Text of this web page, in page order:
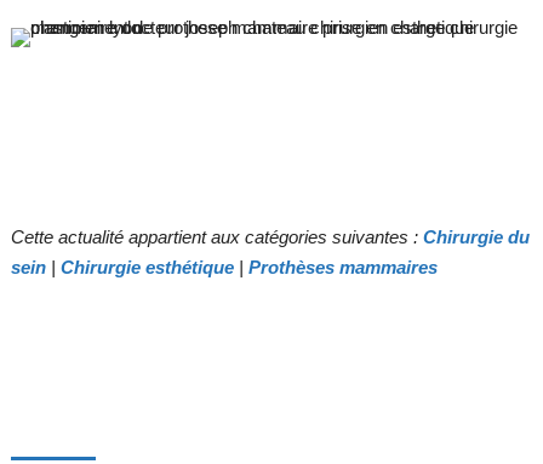
Cette actualité appartient aux catégories suivantes : Chirurgie du
sein| Chirurgie esthétique| Prothèses mammaires